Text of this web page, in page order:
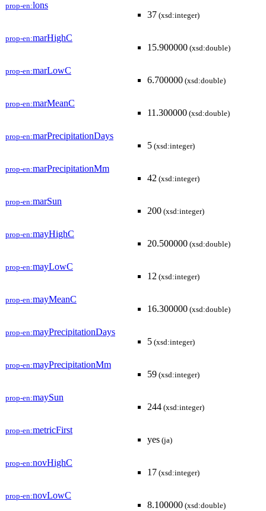
prop-en:lons
37 (xsd:integer)
prop-en:marHighC
15.900000 (xsd:double)
prop-en:marLowC
6.700000 (xsd:double)
prop-en:marMeanC
11.300000 (xsd:double)
prop-en:marPrecipitationDays
5 (xsd:integer)
prop-en:marPrecipitationMm
42 (xsd:integer)
prop-en:marSun
200 (xsd:integer)
prop-en:mayHighC
20.500000 (xsd:double)
prop-en:mayLowC
12 (xsd:integer)
prop-en:mayMeanC
16.300000 (xsd:double)
prop-en:mayPrecipitationDays
5 (xsd:integer)
prop-en:mayPrecipitationMm
59 (xsd:integer)
prop-en:maySun
244 (xsd:integer)
prop-en:metricFirst
yes (ja)
prop-en:novHighC
17 (xsd:integer)
prop-en:novLowC
8.100000 (xsd:double)